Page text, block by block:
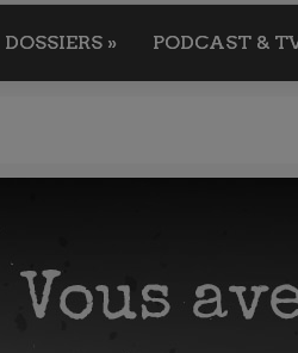
DOSSIERS » PODCAST &